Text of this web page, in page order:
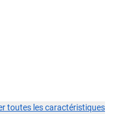
toutes les caractéristiques